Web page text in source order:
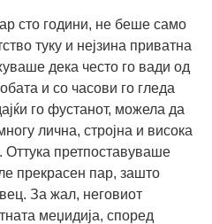
сто години, не беше само
туку и нејзина приватна
дека често го вади од
и со часови го гледа
го фустанот, можела да
лична, стројна и висока
претпоставуваше
прекрасен пар, зашто
За жал, неговиот
меџидија, според